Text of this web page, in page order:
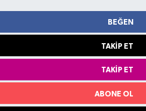
BEĞEN
TAKIP ET
TAKIP ET
ABONE OL